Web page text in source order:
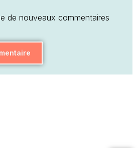
de nouveaux commentaires